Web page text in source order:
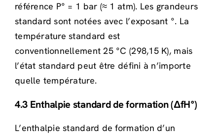
référence P° = 1 bar (≈ 1 atm). Les grandeurs
standard sont notées avec l’exposant °. La
température standard est
conventionnellement 25 °C (298,15 K), mais
l’état standard peut être défini à n’importe
quelle température.
4.3 Enthalpie standard de formation (ΔfH°)
L’enthalpie standard de formation d’un